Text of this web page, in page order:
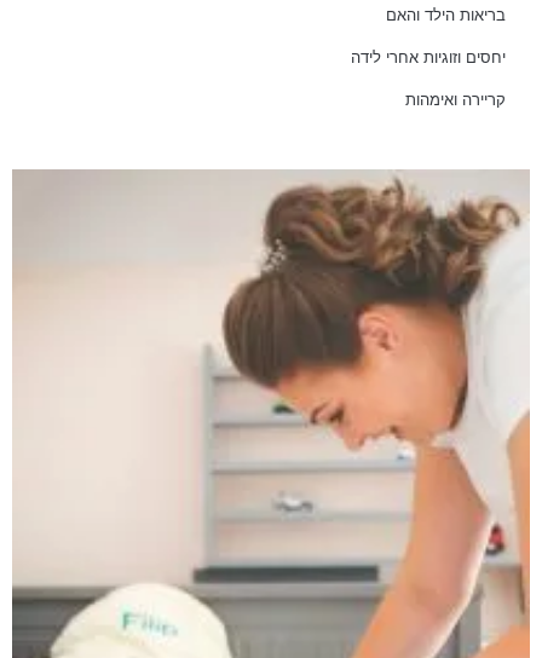
בריאות הילד והאם
יחסים וזוגיות אחרי לידה
קריירה ואימהות